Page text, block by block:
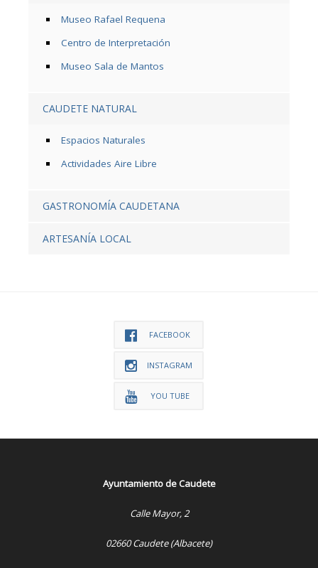
Museo Rafael Requena
Centro de Interpretación
Museo Sala de Mantos
CAUDETE NATURAL
Espacios Naturales
Actividades Aire Libre
GASTRONOMÍA CAUDETANA
ARTESANÍA LOCAL
FACEBOOK
INSTAGRAM
YOU TUBE
Ayuntamiento de Caudete
Calle Mayor, 2
02660 Caudete (Albacete)